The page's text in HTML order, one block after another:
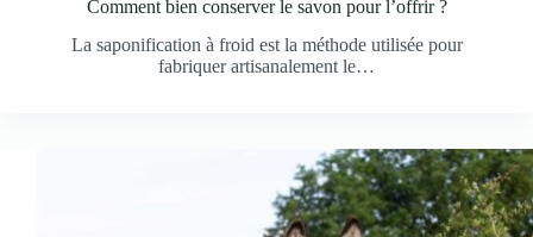
Comment bien conserver le savon pour l’offrir ?
La saponification à froid est la méthode utilisée pour
fabriquer artisanalement le…